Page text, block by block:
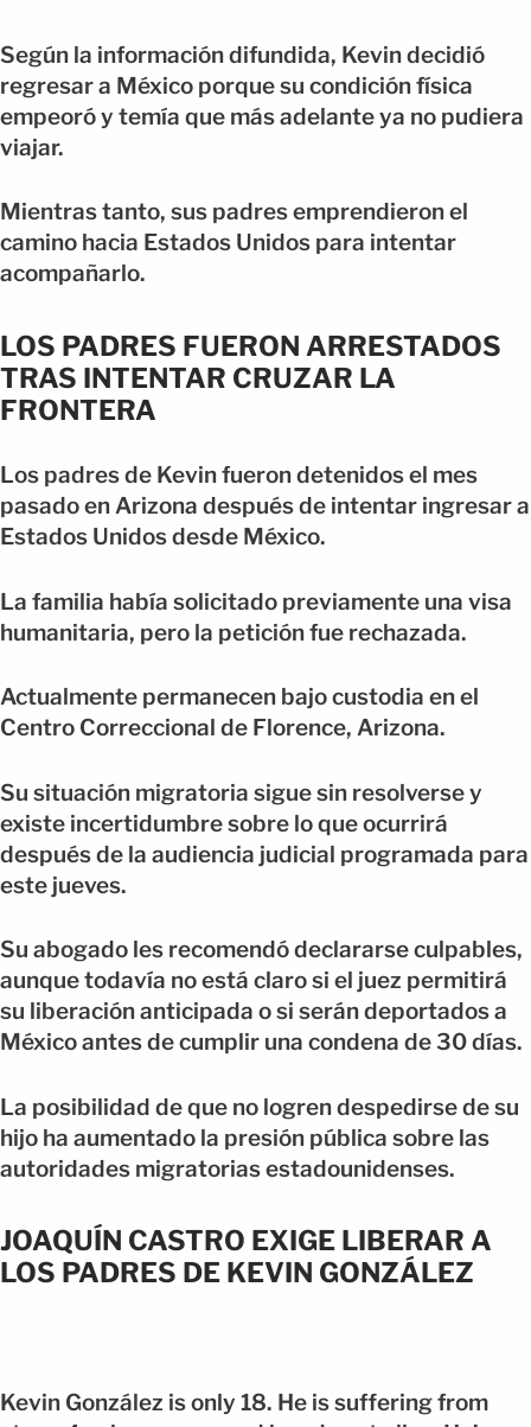
Según la información difundida, Kevin decidió
regresar a México porque su condición física
empeoró y temía que más adelante ya no pudiera
viajar.
Mientras tanto, sus padres emprendieron el
camino hacia Estados Unidos para intentar
acompañarlo.
LOS PADRES FUERON ARRESTADOS
TRAS INTENTAR CRUZAR LA
FRONTERA
Los padres de Kevin fueron detenidos el mes
pasado en Arizona después de intentar ingresar a
Estados Unidos desde México.
La familia había solicitado previamente una visa
humanitaria, pero la petición fue rechazada.
Actualmente permanecen bajo custodia en el
Centro Correccional de Florence, Arizona.
Su situación migratoria sigue sin resolverse y
existe incertidumbre sobre lo que ocurrirá
después de la audiencia judicial programada para
este jueves.
Su abogado les recomendó declararse culpables,
aunque todavía no está claro si el juez permitirá
su liberación anticipada o si serán deportados a
México antes de cumplir una condena de 30 días.
La posibilidad de que no logren despedirse de su
hijo ha aumentado la presión pública sobre las
autoridades migratorias estadounidenses.
JOAQUÍN CASTRO EXIGE LIBERAR A
LOS PADRES DE KEVIN GONZÁLEZ
Kevin González is only 18. He is suffering from